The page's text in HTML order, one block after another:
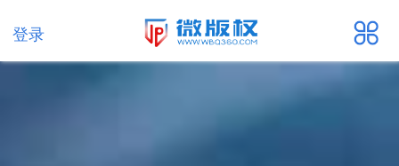
登录